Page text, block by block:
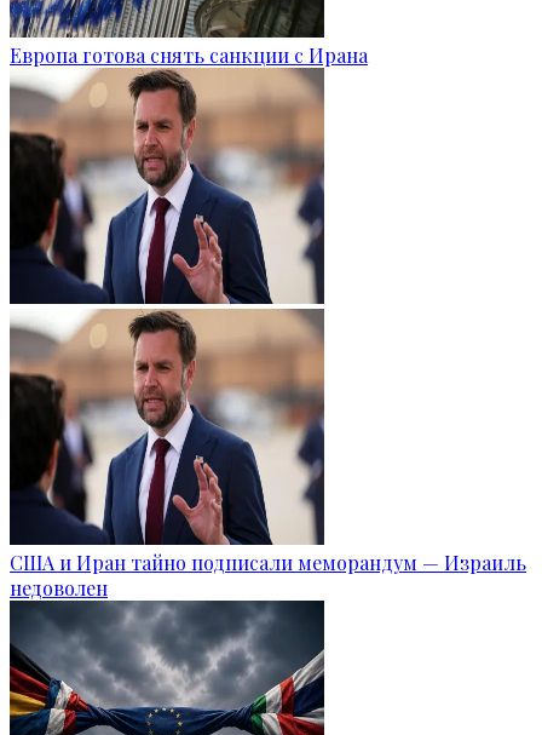
Европа готова снять санкции с Ирана
США и Иран тайно подписали меморандум — Израиль
недоволен